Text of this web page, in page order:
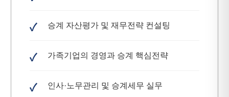
✓ 승계 자산평가 및 재무전략 컨설팅
✓ 가족기업의 경영과 승계 핵심전략
✓ 인사·노무관리 및 승계세무 실무